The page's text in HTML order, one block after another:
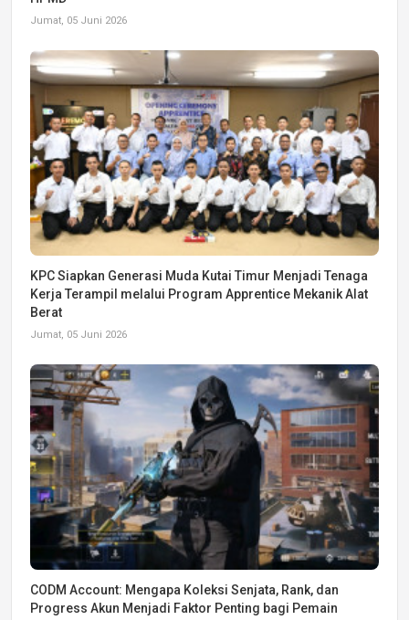
Jumat, 05 Juni 2026
KPC Siapkan Generasi Muda Kutai Timur Menjadi Tenaga
Kerja Terampil melalui Program Apprentice Mekanik Alat
Berat
Jumat, 05 Juni 2026
CODM Account: Mengapa Koleksi Senjata, Rank, dan
Progress Akun Menjadi Faktor Penting bagi Pemain